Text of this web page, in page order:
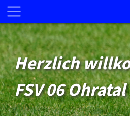
Herzlich
FSV 06 Ohratal